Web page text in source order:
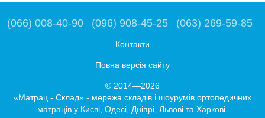
(066) 008-40-90 (096) 908-45-25 (063) 269-59-85
Контакти
Повна версія сайту
© 2014—2026
«Матрац - Склад» - мережа складів і шоурумів ортопедичних
матраців у Києві, Одесі, Дніпрі, Львові та Харкові.